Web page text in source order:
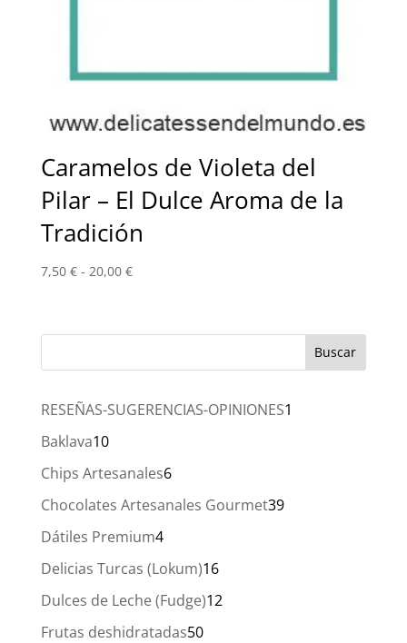
Caramelos de Violeta del
Pilar – El Dulce Aroma de la
Tradición
7,50 € - 20,00 €Rango
desde
hasta
RESEÑAS-SUGERENCIAS-OPINIONES1
Baklava1010
productos
Chips Artesanales66
productos
Chocolates Artesanales Gourmet3939
Dátiles Premium44
productos
Delicias Turcas (Lokum)1616
productos
Dulces de Leche (Fudge)1212
Frutas deshidratadas5050